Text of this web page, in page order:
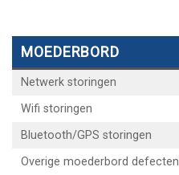
MOEDERBORD
Netwerk storingen
Wifi storingen
Bluetooth/GPS storingen
Overige moederbord defecten